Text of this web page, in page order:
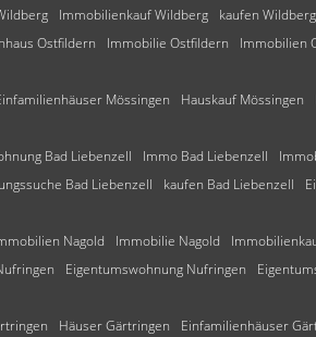
Immobilienkauf Wildberg kaufen Wildberg
Ostfildern Immobilie Ostfildern Immobilien
Mössingen Hauskauf Mössingen
Bad Liebenzell Immo Bad Liebenzell
Bad Liebenzell kaufen Bad Liebenzell
Nagold Immobilie Nagold
Eigentumswohnung Nufringen
Häuser Gärtringen Einfamilienhäuser